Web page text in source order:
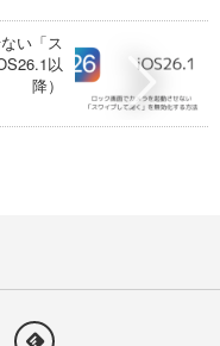
い「ス
以
降）